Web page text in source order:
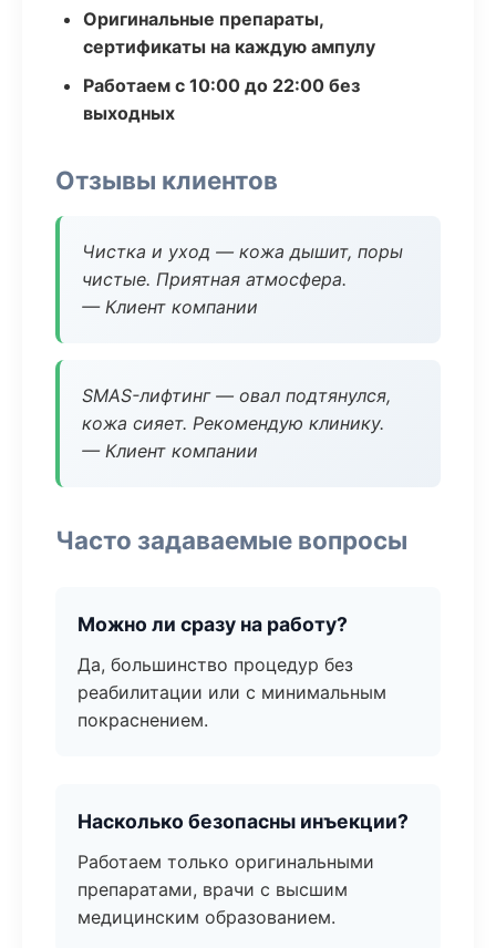
Оригинальные препараты,
сертификаты на каждую ампулу
Работаем с 10:00 до 22:00 без
выходных
Отзывы клиентов
Чистка и уход — кожа дышит, поры
чистые. Приятная атмосфера.
— Клиент компании
SMAS-лифтинг — овал подтянулся,
кожа сияет. Рекомендую клинику.
— Клиент компании
Часто задаваемые вопросы
Можно ли сразу на работу?
Да, большинство процедур без
реабилитации или с минимальным
покраснением.
Насколько безопасны инъекции?
Работаем только оригинальными
препаратами, врачи с высшим
медицинским образованием.